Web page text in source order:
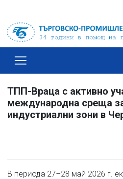
ТПП-Враца с активно
международна среща
индустриални зони в
В периода 27–28 май 2026 г.